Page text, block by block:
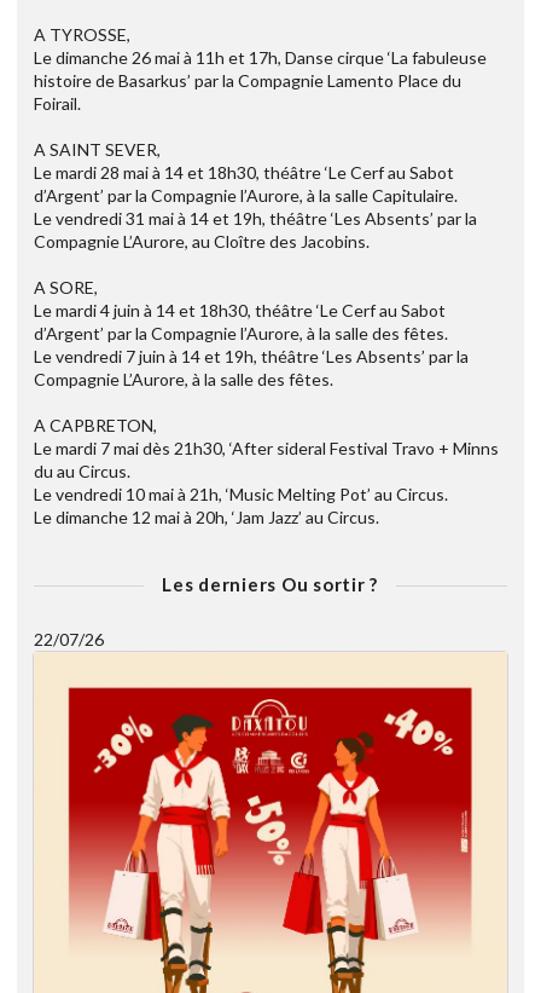
A TYROSSE,
Le dimanche 26 mai à 11h et 17h, Danse cirque ‘La fabuleuse
histoire de Basarkus’ par la Compagnie Lamento Place du
Foirail.
A SAINT SEVER,
Le mardi 28 mai à 14 et 18h30, théâtre ‘Le Cerf au Sabot
d’Argent’ par la Compagnie l’Aurore, à la salle Capitulaire.
Le vendredi 31 mai à 14 et 19h, théâtre ‘Les Absents’ par la
Compagnie L’Aurore, au Cloître des Jacobins.
A SORE,
Le mardi 4 juin à 14 et 18h30, théâtre ‘Le Cerf au Sabot
d’Argent’ par la Compagnie l’Aurore, à la salle des fêtes.
Le vendredi 7 juin à 14 et 19h, théâtre ‘Les Absents’ par la
Compagnie L’Aurore, à la salle des fêtes.
A CAPBRETON,
Le mardi 7 mai dès 21h30, ‘After sideral Festival Travo + Minns
du au Circus.
Le vendredi 10 mai à 21h, ‘Music Melting Pot’ au Circus.
Le dimanche 12 mai à 20h, ‘Jam Jazz’ au Circus.
Les derniers Ou sortir ?
22/07/26